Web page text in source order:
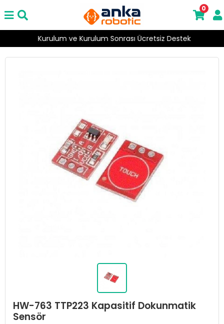
Kurulum ve Kurulum Sonrası Ücretsiz Destek
0
HW-763 TTP223 Kapasitif Dokunmatik
Sensör